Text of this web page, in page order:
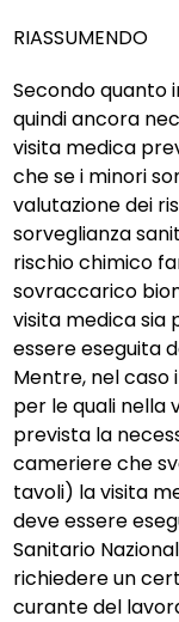
RIASSUMENDO
Secondo quanto
quindi ancora
visita medica
che se i minori
valutazione dei
sorveglianza
rischio chimico
sovraccarico
visita medica sia
essere eseguita
Mentre, nel caso
per le quali nella
prevista la
cameriere che
tavoli) la visita
deve essere
Sanitario
richiedere un
curante del